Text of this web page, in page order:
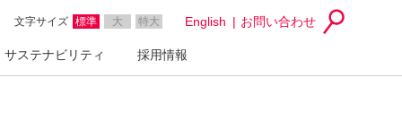
文字サイズ 標準 大 特大 English お問い合わせ
サステナビリティ 採用情報